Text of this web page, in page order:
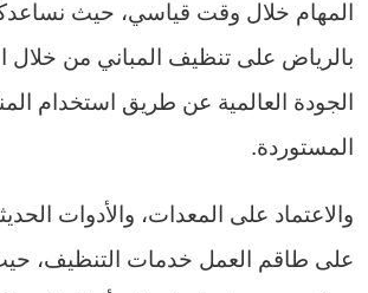
المهام خلال وقت قياسي، حيث
بالرياض على تنظيف المباني من خلال
الجودة العالمية عن طريق استخدام
المستوردة.
والاعتماد على المعدات، والأدوات
على طاقم العمل خدمات التنظيف، حيث